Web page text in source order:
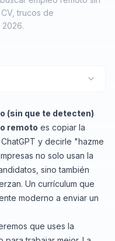
trucos de
(sin que te detecten)
remoto es copiar la
y decirle "hazme
no solo usan la
sino también
Un currículum que
moderno a enviar un
que uses la